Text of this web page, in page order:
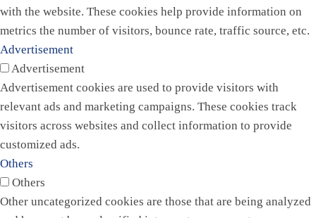
with the website. These cookies help provide information on
metrics the number of visitors, bounce rate, traffic source, etc.
Advertisement
Advertisement
Advertisement cookies are used to provide visitors with
relevant ads and marketing campaigns. These cookies track
visitors across websites and collect information to provide
customized ads.
Others
Others
Other uncategorized cookies are those that are being analyzed